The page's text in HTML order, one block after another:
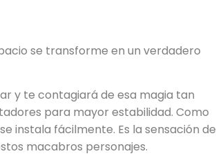
se transforme en un verdadero
y te contagiará de esa magia tan
para mayor estabilidad. Como
instala fácilmente. Es la sensación de
macabros personajes.